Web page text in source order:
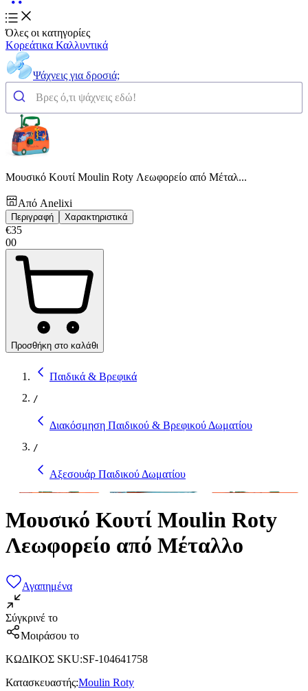
Όλες οι κατηγορίες
Κορεάτικα Καλλυντικά
Ψάχνεις για δροσιά;
Μουσικό Κουτί Moulin Roty Λεωφορείο από Μέταλ...
Από Anelixi
Περιγραφή Χαρακτηριστικά
€35
00
Προσθήκη στο καλάθι
Παιδικά & Βρεφικά
/
Διακόσμηση Παιδικού & Βρεφικού Δωματίου
/
Αξεσουάρ Παιδικού Δωματίου
Μουσικό Κουτί Moulin Roty
Λεωφορείο από Μέταλλο
Αγαπημένα
Σύγκρινέ το
Μοιράσου το
ΚΩΔΙΚΟΣ SKU:SF-104641758
Κατασκευαστής:Moulin Roty